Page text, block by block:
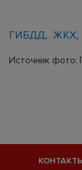
ГИБДД
ЖКХ
Источник